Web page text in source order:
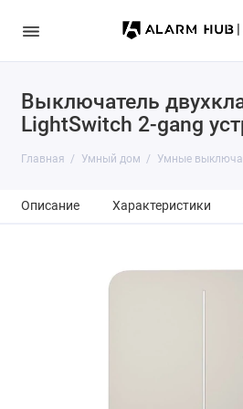
Выключатель
LightSwitch 2-gang
Главная Умный дом Умные
Описание Характеристики